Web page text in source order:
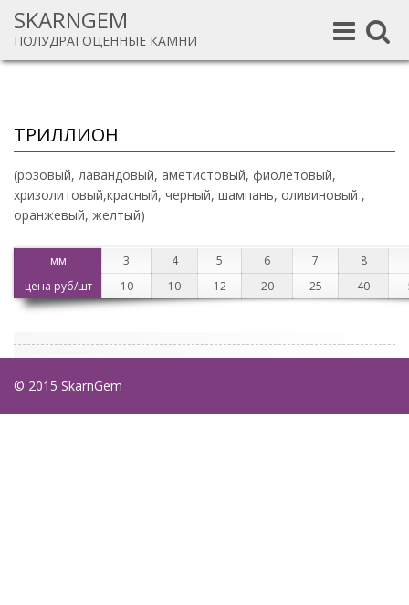
SKARNGEM
ПОЛУДРАГОЦЕННЫЕ КАМНИ
Toggle
Toggle
navigation
ТРИЛЛИОН
(розовый, лавандовый, аметистовый, фиолетовый,
хризолитовый,красный, черный, шампань, оливиновый ,
оранжевый, желтый)
мм 3 4 5 6 7
8
цена руб/шт
10 10 12 20 25 40
© 2015 SkarnGem